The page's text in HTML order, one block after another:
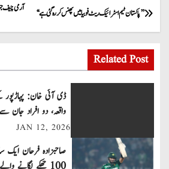
P
o
s
t
a
آرمی چیف
’’پاکستان ٹیم اسٹرائیک ریٹ فوبیا میں پھنس کر رہ گئی ہے‘‘
Related Post
ڈی آئی خان: پہاڑپور
واقعہ، دو افراد جان
JAN 12, 2026
صاحبزادہ فرحان ایک